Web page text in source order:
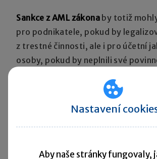
Sankce z AML zákona by totiž
pro podnikatele, pokud by
z trestné činnosti, ale i pro účetní
osoby, pokud by neplnili své
identifikace, kontroly a oznámení
Nastavení
Aby naše stránky fungovaly,